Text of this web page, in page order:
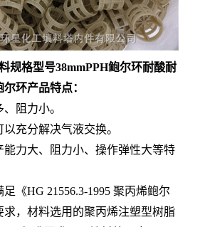
规格型号38mmPPH鲍尔环耐酸耐
尔环产品特点：
阻力小。
充分解决气液交换。
能力大、阻力小、操作弹性大等特
《HG 21556.3-1995 聚丙烯鲍尔
求，材料选用的聚丙烯注塑型树脂